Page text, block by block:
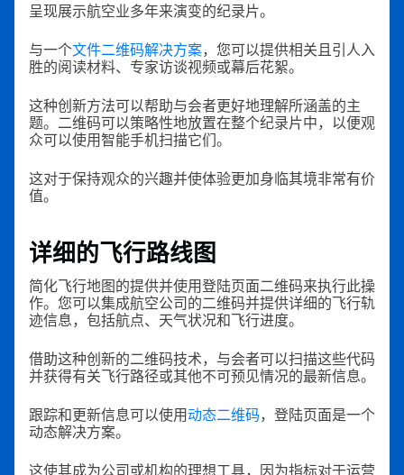
呈现展示航空业多年来演变的纪录片。
与一个文件二维码解决方案，您可以提供相关且引人入
胜的阅读材料、专家访谈视频或幕后花絮。
这种创新方法可以帮助与会者更好地理解所涵盖的主
题。二维码可以策略性地放置在整个纪录片中，以便观
众可以使用智能手机扫描它们。
这对于保持观众的兴趣并使体验更加身临其境非常有价
值。
详细的飞行路线图
简化飞行地图的提供并使用登陆页面二维码来执行此操
作。您可以集成航空公司的二维码并提供详细的飞行轨
迹信息，包括航点、天气状况和飞行进度。
借助这种创新的二维码技术，与会者可以扫描这些代码
并获得有关飞行路径或其他不可预见情况的最新信息。
跟踪和更新信息可以使用动态二维码，登陆页面是一个
动态解决方案。